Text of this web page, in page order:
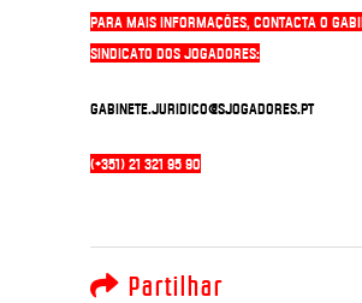
Para mais informações, contacta o
Sindicato dos Jogadores:
gabinete.juridico@sjogadores.pt
(+351) 21 321 95 90
Partilhar